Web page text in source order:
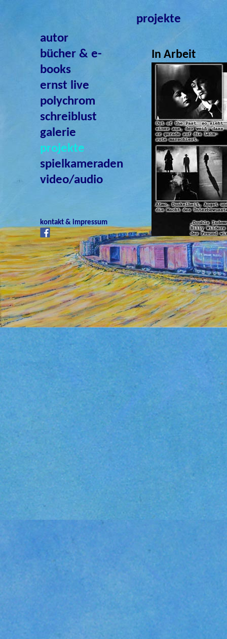
autor
bücher & e-
books
ernst live
polychrom
schreiblust
galerie
projekte
spielkameraden
video/audio
kontakt & impressum
In Arbeit
Sterling
Manche
andere
der nie einer
Das Enfant
ein Versuch